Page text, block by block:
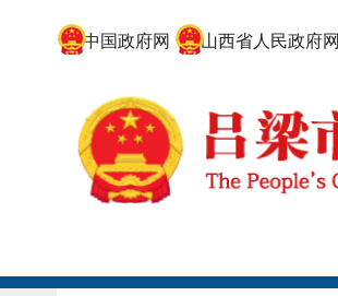
中国政府网 山西省人民政府网